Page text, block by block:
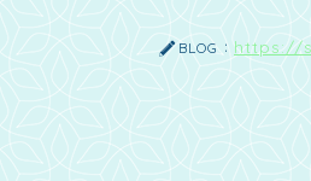
BLOG： https://